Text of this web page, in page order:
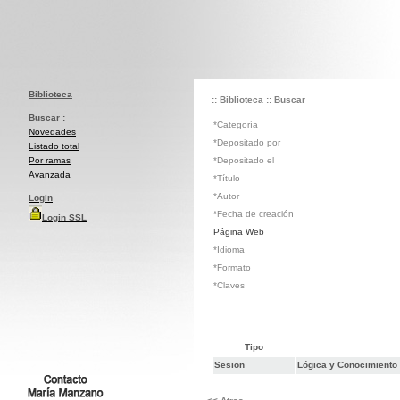
Biblioteca
Buscar :
Novedades
Listado total
Por ramas
Avanzada
Login
Login SSL
:: Biblioteca :: Buscar
*Categoría
*Depositado por
*Depositado el
*Título
*Autor
*Fecha de creación
Página Web
*Idioma
*Formato
*Claves
Tipo
Sesion
Lógica y Conocimiento